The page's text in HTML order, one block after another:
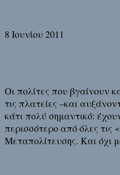
8 Ιουνίου 2011
Οι πολίτες που βγαίνουν
τις πλατείες –και
κάτι πολύ σημαντικό:
περισσότερο από όλες τις
Μεταπολίτευσης. Και όχι